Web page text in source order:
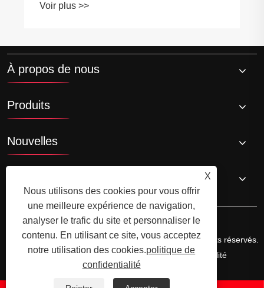
Voir plus >>
À propos de nous
Produits
Nouvelles
Copyright © 2025 Cixi Hengji Bearing Co., Ltd. Tous droits réservés.
Links Sitemap RSS XML politique de confidentialité
X
Nous utilisons des cookies pour vous offrir
une meilleure expérience de navigation,
analyser le trafic du site et personnaliser le
contenu. En utilisant ce site, vous acceptez
notre utilisation des cookies.politique de
confidentialité